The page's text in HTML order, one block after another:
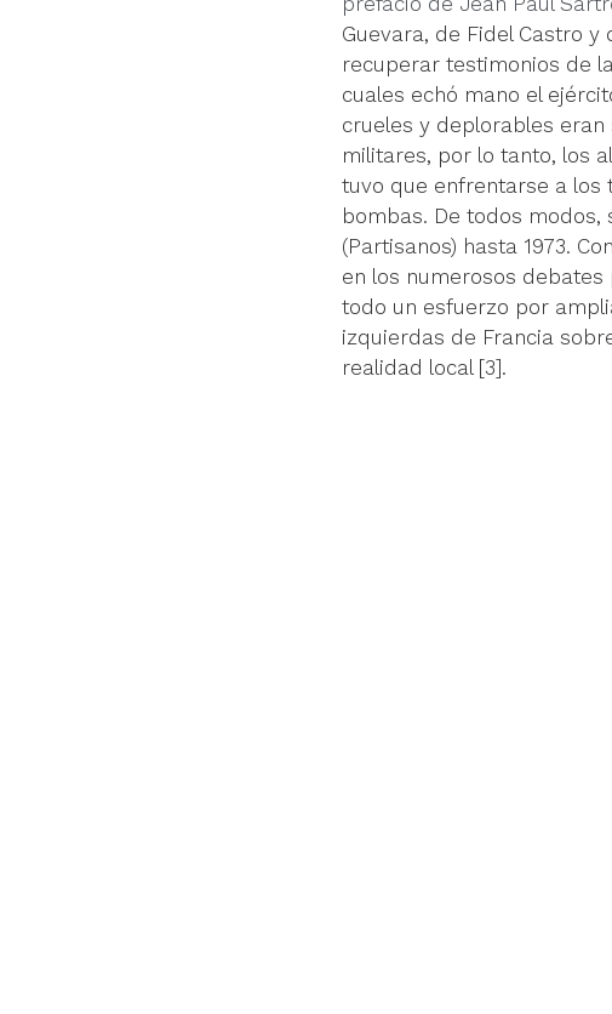
Guevara, de Fidel Castro
recuperar testimonios de
cuales echó mano el
crueles y deplorables
militares, por lo tanto, los
tuvo que enfrentarse a los
bombas. De todos modos,
(Partisanos) hasta 1973.
en los numerosos
todo un esfuerzo por
izquierdas de Francia
realidad local [3].